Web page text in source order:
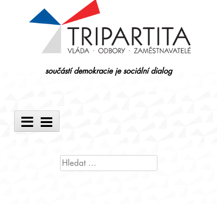
součástí demokracie je sociální dialog
Main
Menu
VYHLEDÁVÁNÍ